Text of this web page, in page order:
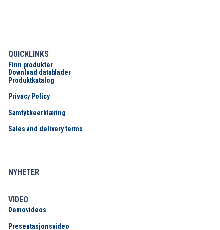
QUICKLINKS
Finn produkter
Download datablader
Produktkatalog
Privacy Policy
Samtykkeerklæring
Sales and delivery terms
NYHETER
VIDEO
Demovideos
Presentasjonsvideo